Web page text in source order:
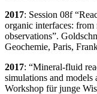
2017: Session 08f
organic interfaces: from
observations”.
Geochemie, Paris,
2017: “Mineral-fluid
simulations and models
Workshop für junge